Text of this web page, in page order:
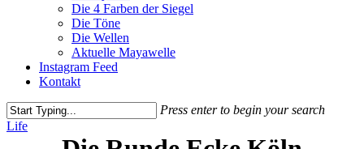
Die 4 Farben der Siegel
Die Töne
Die Wellen
Aktuelle Mayawelle
Instagram Feed
Kontakt
Press enter to begin your search
Close
Life